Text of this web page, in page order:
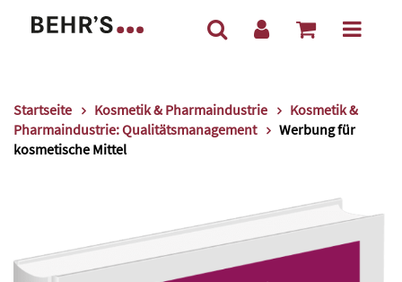
Startseite Kosmetik & Pharmaindustrie
Kosmetik &
Pharmaindustrie: Qualitätsmanagement
Werbung für
kosmetische Mittel